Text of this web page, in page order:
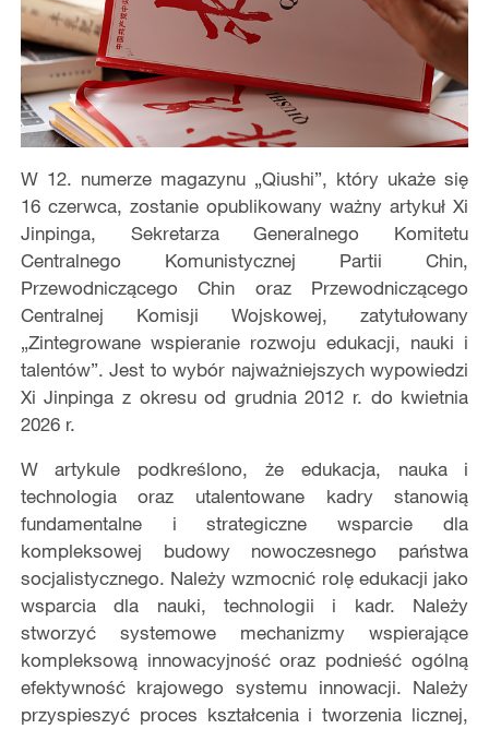
W 12. numerze magazynu „Qiushi”, który ukaże się
16 czerwca, zostanie opublikowany ważny artykuł Xi
Jinpinga, Sekretarza Generalnego Komitetu
Centralnego Komunistycznej Partii Chin,
Przewodniczącego Chin oraz Przewodniczącego
Centralnej Komisji Wojskowej, zatytułowany
„Zintegrowane wspieranie rozwoju edukacji, nauki i
talentów”. Jest to wybór najważniejszych wypowiedzi
Xi Jinpinga z okresu od grudnia 2012 r. do kwietnia
2026 r.
W artykule podkreślono, że edukacja, nauka i
technologia oraz utalentowane kadry stanowią
fundamentalne i strategiczne wsparcie dla
kompleksowej budowy nowoczesnego państwa
socjalistycznego. Należy wzmocnić rolę edukacji jako
wsparcia dla nauki, technologii i kadr. Należy
stworzyć systemowe mechanizmy wspierające
kompleksową innowacyjność oraz podnieść ogólną
efektywność krajowego systemu innowacji. Należy
przyspieszyć proces kształcenia i tworzenia licznej,